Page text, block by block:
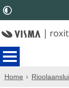
Home